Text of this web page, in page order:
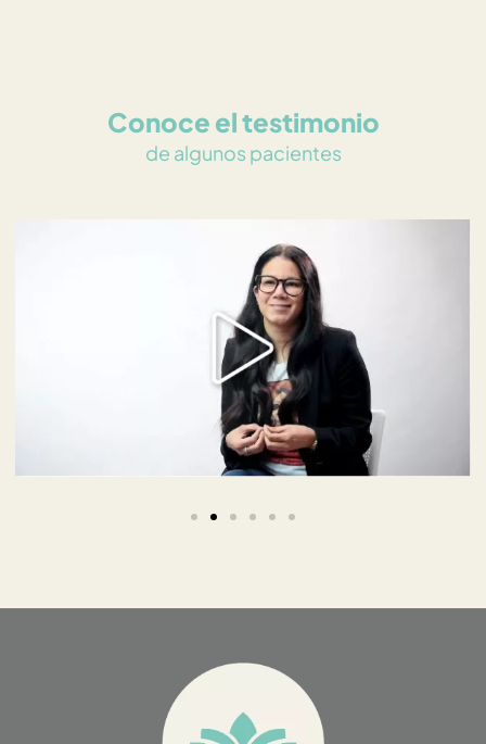
Conoce el testimonio
de algunos pacientes